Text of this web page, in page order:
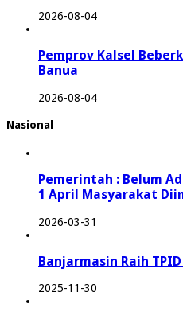
2026-08-04
Pemprov Kalsel
Banua
2026-08-04
Nasional
Pemerintah : Belum
1 April Masyarakat
2026-03-31
Banjarmasin Raih
2025-11-30